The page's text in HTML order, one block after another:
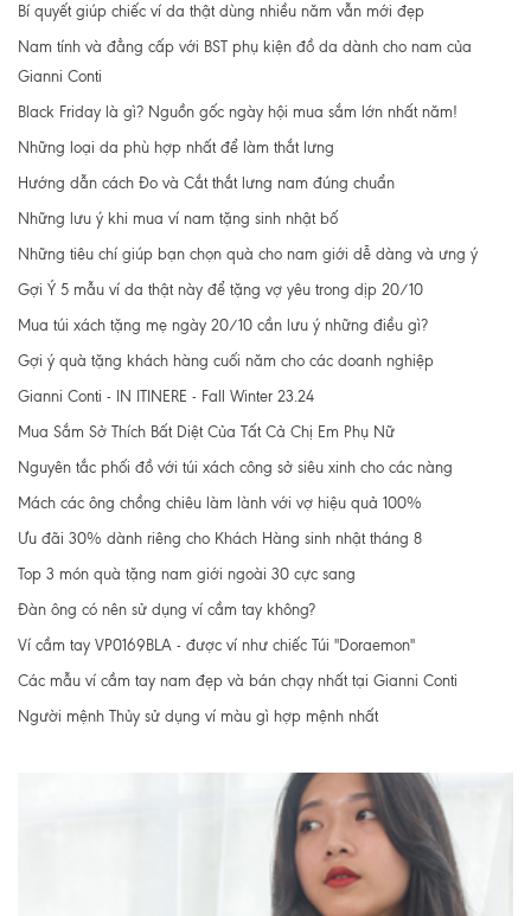
Bí quyết giúp chiếc ví da thật dùng nhiều năm vẫn mới đẹp
Nam tính và đẳng cấp với BST phụ kiện đồ da dành cho nam của
Gianni Conti
Black Friday là gì? Nguồn gốc ngày hội mua sắm lớn nhất năm!
Những loại da phù hợp nhất để làm thắt lưng
Hướng dẫn cách Đo và Cắt thắt lưng nam đúng chuẩn
Những lưu ý khi mua ví nam tặng sinh nhật bố
Những tiêu chí giúp bạn chọn quà cho nam giới dễ dàng và ưng ý
Gợi Ý 5 mẫu ví da thật này để tặng vợ yêu trong dịp 20/10
Mua túi xách tặng mẹ ngày 20/10 cần lưu ý những điều gì?
Gợi ý quà tặng khách hàng cuối năm cho các doanh nghiệp
Gianni Conti - IN ITINERE - Fall Winter 23.24
Mua Sắm Sở Thích Bất Diệt Của Tất Cả Chị Em Phụ Nữ
Nguyên tắc phối đồ với túi xách công sở siêu xinh cho các nàng
Mách các ông chồng chiêu làm lành với vợ hiệu quả 100%
Ưu đãi 30% dành riêng cho Khách Hàng sinh nhật tháng 8
Top 3 món quà tặng nam giới ngoài 30 cực sang
Đàn ông có nên sử dụng ví cầm tay không?
Ví cầm tay VP0169BLA - được ví như chiếc Túi "Doraemon"
Các mẫu ví cầm tay nam đẹp và bán chạy nhất tại Gianni Conti
Người mệnh Thủy sử dụng ví màu gì hợp mệnh nhất